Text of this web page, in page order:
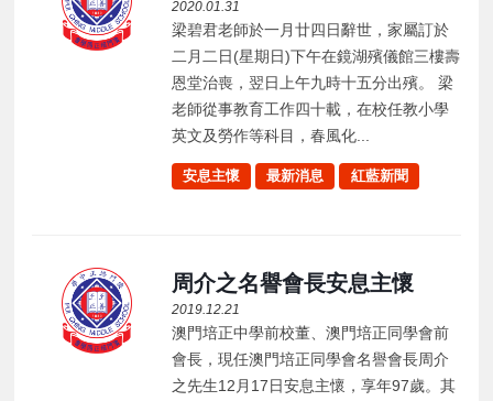
2020.01.31
梁碧君老師於一月廿四日辭世，家屬訂於
二月二日(星期日)下午在鏡湖殯儀館三樓壽
恩堂治喪，翌日上午九時十五分出殯。 梁
老師從事教育工作四十載，在校任教小學
英文及勞作等科目，春風化...
安息主懷 最新消息 紅藍新聞
周介之名譽會長安息主懷
2019.12.21
澳門培正中學前校董、澳門培正同學會前
會長，現任澳門培正同學會名譽會長周介
之先生12月17日安息主懷，享年97歲。其